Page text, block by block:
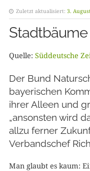
Zuletzt aktualisiert: 3.
Quelle: Süddeutsche
Der Bund
bayerischen
ihrer Alleen und
„ansonsten wird
allzu ferner
Verbandschef
Man glaubt es kaum: